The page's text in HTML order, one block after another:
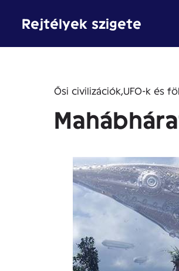
Rejtélyek szigete
Ősi civilizációk,UFO-k és